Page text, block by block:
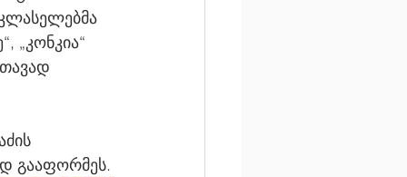
„კონკია“
გააფორმეს.